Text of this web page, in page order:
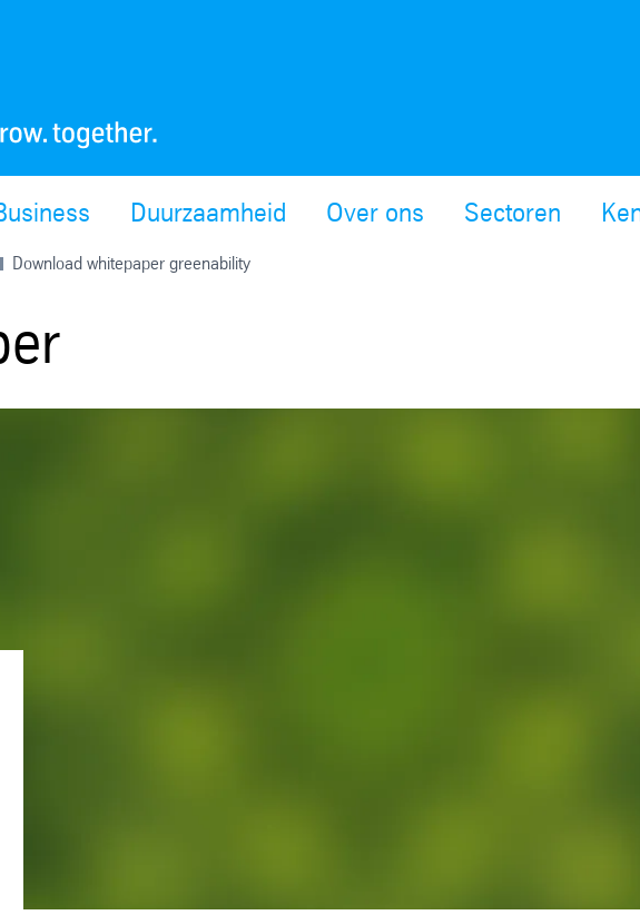
Duurzaamheid Over ons Sectoren
Download whitepaper greenability